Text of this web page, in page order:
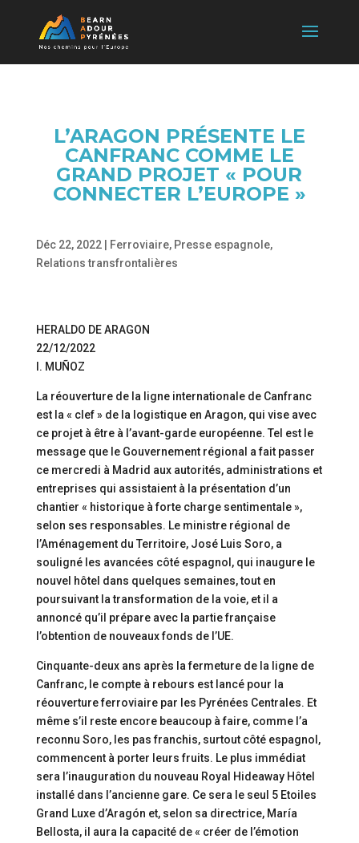
L’ARAGON PRÉSENTE LE
CANFRANC COMME LE
GRAND PROJET « POUR
CONNECTER L’EUROPE »
Déc 22, 2022| Ferroviaire, Presse espagnole,
Relations transfrontalières
HERALDO DE ARAGON
22/12/2022
I. MUÑOZ
La réouverture de la ligne internationale de Canfranc
est la « clef » de la logistique en Aragon, qui vise avec
ce projet à être à l’avant-garde européenne. Tel est le
message que le Gouvernement régional a fait passer
ce mercredi à Madrid aux autorités, administrations et
entreprises qui assistaient à la présentation d’un
chantier « historique à forte charge sentimentale »,
selon ses responsables. Le ministre régional de
l’Aménagement du Territoire, José Luis Soro, a
souligné les avancées côté espagnol, qui inaugure le
nouvel hôtel dans quelques semaines, tout en
poursuivant la transformation de la voie, et il a
annoncé qu’il prépare avec la partie française
l’obtention de nouveaux fonds de l’UE.
Cinquante-deux ans après la fermeture de la ligne de
Canfranc, le compte à rebours est lancé pour la
réouverture ferroviaire par les Pyrénées Centrales. Et
même s’il reste encore beaucoup à faire, comme l’a
reconnu Soro, les pas franchis, surtout côté espagnol,
commencent à porter leurs fruits. Le plus immédiat
sera l’inauguration du nouveau Royal Hideaway Hôtel
installé dans l’ancienne gare. Ce sera le seul 5 Etoiles
Grand Luxe d’Aragón et, selon sa directrice, María
Bellosta, il aura la capacité de « créer de l’émotion